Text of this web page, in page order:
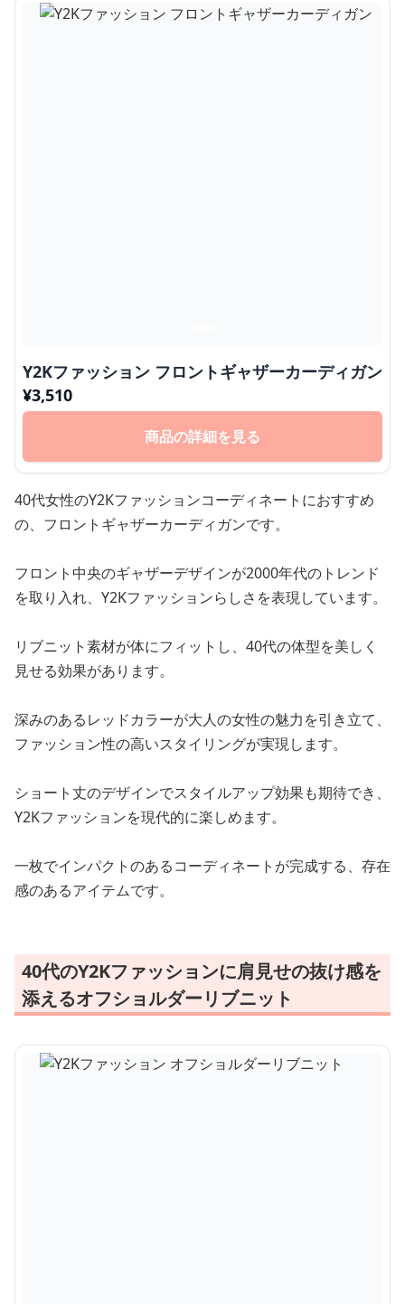
Y2Kファッション フロントギャザーカーディガン
¥3,510
商品の詳細を見る
40代女性のY2Kファッションコーディネートにおすすめ
の、フロントギャザーカーディガンです。
フロント中央のギャザーデザインが2000年代のトレンド
を取り入れ、Y2Kファッションらしさを表現しています。
リブニット素材が体にフィットし、40代の体型を美しく
見せる効果があります。
深みのあるレッドカラーが大人の女性の魅力を引き立て、
ファッション性の高いスタイリングが実現します。
ショート丈のデザインでスタイルアップ効果も期待でき、
Y2Kファッションを現代的に楽しめます。
一枚でインパクトのあるコーディネートが完成する、存在
感のあるアイテムです。
40代のY2Kファッションに肩見せの抜け感を
添えるオフショルダーリブニット